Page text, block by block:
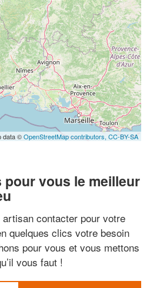
data ©OpenStreetMap contributors, CC-BY-SA
vous le meilleur
contacter pour votre
quelques clics votre besoin
pour vous et vous mettons
vous faut !